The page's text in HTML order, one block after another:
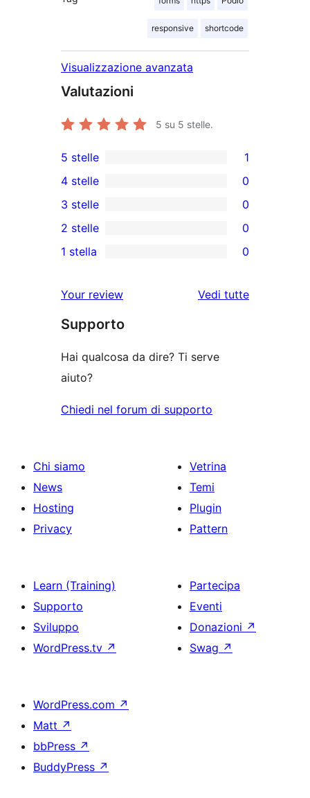
responsive shortcode
Visualizzazione avanzata
Valutazioni
5 su 5 stelle.
1
5-
recensioni
a
stelle
5 stelle 1
recensioni
a
4-
4 stelle 0
0
recensioni
a
stelle
3 stelle 0
recensioni
2-
stelle
2 stelle 0
a
1-
1 stella 0
Your review
Vedi tutte
Supporto
Hai qualcosa da dire? Ti serve
aiuto?
Chiedi nel forum di supporto
Chi siamo
News
Hosting
Privacy
Vetrina
Temi
Plugin
Pattern
Learn (Training)
Supporto
Sviluppo
WordPress.tv ↗
Partecipa
Eventi
Donazioni ↗
Swag ↗
WordPress.com ↗
Matt ↗
bbPress ↗
BuddyPress ↗